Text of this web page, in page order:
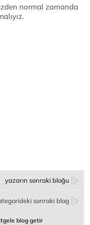
normal zamanda
yazarın sonraki bloğu
sonraki blog
blog getir